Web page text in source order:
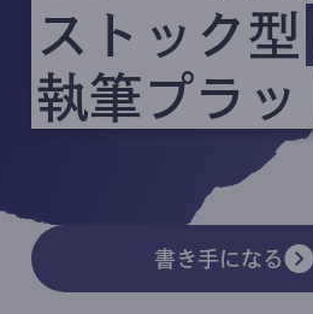
ストック型
執筆プラ
書き手になる